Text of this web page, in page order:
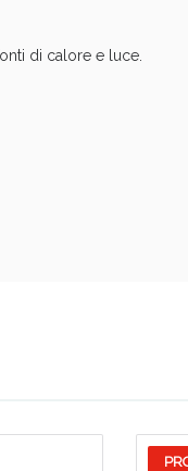
di calore e luce.